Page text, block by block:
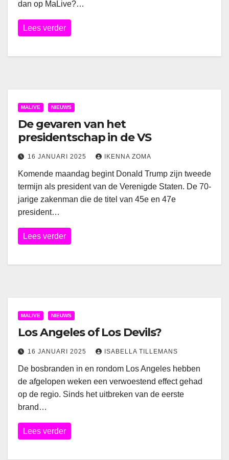
dan op MaLive?…
Lees verder
MALIVE NIEUWS
De gevaren van het
presidentschap in de VS
16 JANUARI 2025 IKENNA ZOMA
Komende maandag begint Donald Trump zijn tweede
termijn als president van de Verenigde Staten. De 70-
jarige zakenman die de titel van 45e en 47e
president…
Lees verder
MALIVE NIEUWS
Los Angeles of Los Devils?
16 JANUARI 2025 ISABELLA TILLEMANS
De bosbranden in en rondom Los Angeles hebben
de afgelopen weken een verwoestend effect gehad
op de regio. Sinds het uitbreken van de eerste
brand…
Lees verder